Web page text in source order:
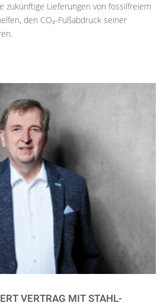
zukünftige Lieferungen von fossilfreiem
den CO₂-Fußabdruck seiner
VERTRAG MIT STAHL-